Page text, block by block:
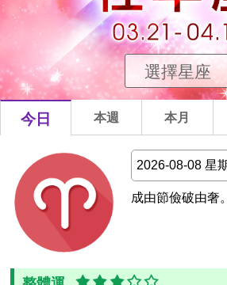
選擇星座
今日 本週 本月
成由節儉破由奢。